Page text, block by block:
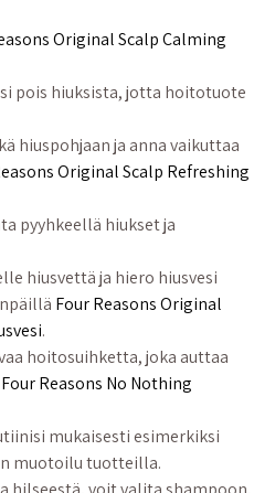
Original Scalp Calming
pois hiuksista, jotta hoitotuote
hiuspohjaan ja anna vaikuttaa
Original Scalp Refreshing
pyyhkeellä hiukset ja
hiusvettä ja hiero hiusvesi
Four Reasons Original
.
hoitosuihketta, joka auttaa
Four Reasons No Nothing
mukaisesti esimerkiksi
muotoilu tuotteilla.